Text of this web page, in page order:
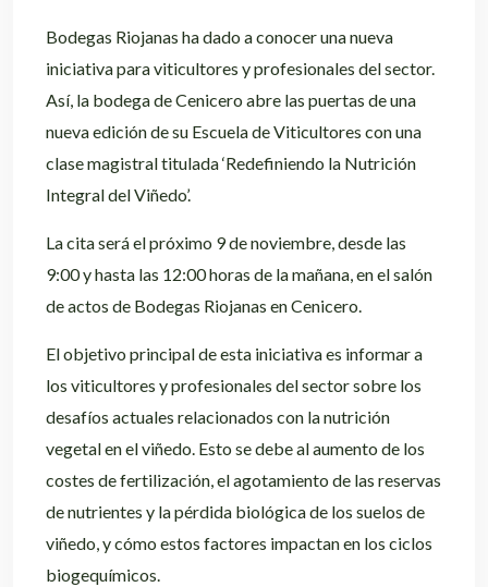
Bodegas Riojanas ha dado a conocer una nueva
iniciativa para viticultores y profesionales del sector.
Así, la bodega de Cenicero abre las puertas de una
nueva edición de su Escuela de Viticultores con una
clase magistral titulada ‘Redefiniendo la Nutrición
Integral del Viñedo’.
La cita será el próximo 9 de noviembre, desde las
9:00 y hasta las 12:00 horas de la mañana, en el salón
de actos de Bodegas Riojanas en Cenicero.
El objetivo principal de esta iniciativa es informar a
los viticultores y profesionales del sector sobre los
desafíos actuales relacionados con la nutrición
vegetal en el viñedo. Esto se debe al aumento de los
costes de fertilización, el agotamiento de las reservas
de nutrientes y la pérdida biológica de los suelos de
viñedo, y cómo estos factores impactan en los ciclos
biogequímicos.